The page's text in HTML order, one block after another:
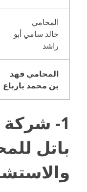
المحامي
خالد سامي أبو
راشد
المحامي فهد
بن محمد بارباع
1- شركة
باتل